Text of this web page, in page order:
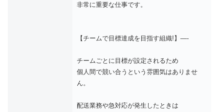
非常に重要な仕事です。
【チームで目標達成を目指す組織!】—-
チームごとに目標が設定されるため
個人間で競い合うという雰囲気はありませ
ん。
配送業務や急対応が発生したときは